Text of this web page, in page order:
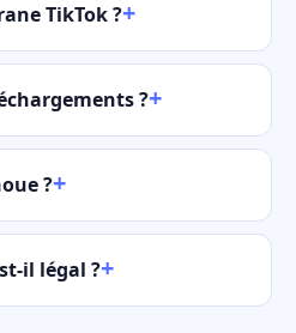
TikTok ?
?
?
il légal ?